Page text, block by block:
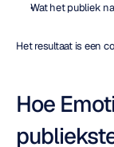
Wat het publiek
Het resultaat is een
Hoe